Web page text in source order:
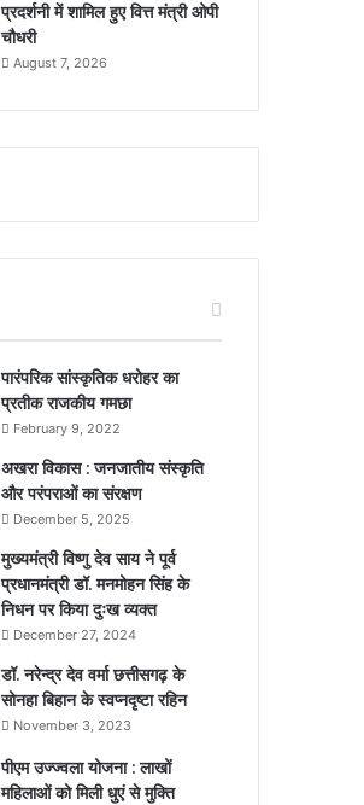
प्रदर्शनी में शामिल हुए वित्त मंत्री ओपी
चौधरी
August 7, 2026
​​​​​​​पारंपरिक सांस्कृतिक धरोहर का
प्रतीक राजकीय गमछा
February 9, 2022
अखरा विकास : जनजातीय संस्कृति
और परंपराओं का संरक्षण
December 5, 2025
मुख्यमंत्री विष्णु देव साय ने पूर्व
प्रधानमंत्री डॉ. मनमोहन सिंह के
निधन पर किया दुःख व्यक्त
December 27, 2024
डॉ. नरेन्द्र देव वर्मा छत्तीसगढ़ के
सोनहा बिहान के स्वप्नदृष्टा रहिन
November 3, 2023
पीएम उज्ज्वला योजना : लाखों
महिलाओं को मिली धुएं से मुक्ति